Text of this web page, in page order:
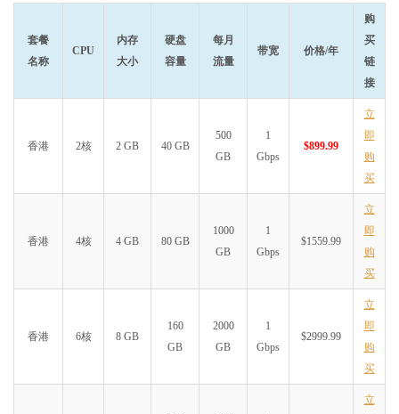
套餐
名称
CPU
内存
大小
硬盘
容量
每月
流量
带宽 价格/年
购
买
链
接
香港 2核 2 GB 40 GB
500
GB
1
Gbps
$899.99
立
即
购
买
香港 4核 4 GB 80 GB
1000
GB
1
Gbps
$1559.99
立
即
购
买
香港 6核 8 GB
160
GB
2000
GB
1
Gbps
$2999.99
立
即
购
买
立